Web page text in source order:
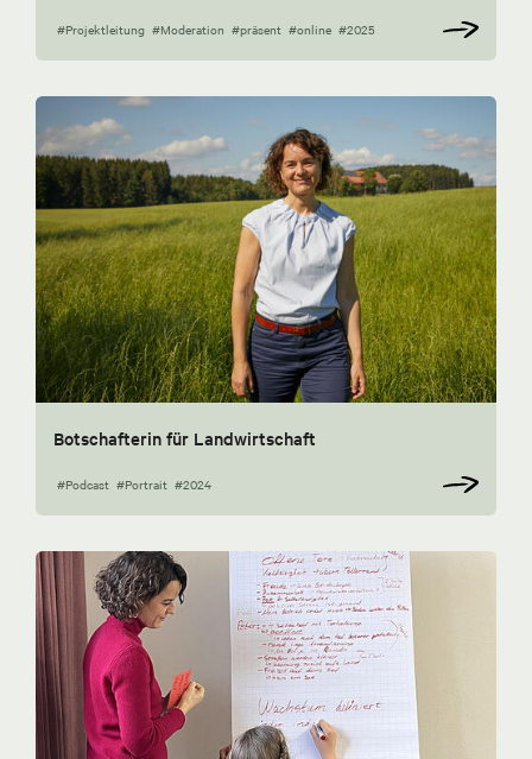
#Projektleitung #Moderation #präsent #online #2025
Botschafterin für Landwirtschaft
#Podcast #Portrait #2024